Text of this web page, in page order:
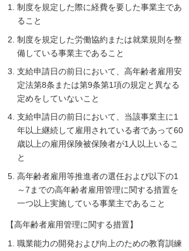
制度を規定した際に経費を要した事業主であ
ること
制度を規定した労働協約または就業規則を整
備している事業主であること
支給申請日の前日において、高年齢者雇用安
定法第8条または第9条第1項の規定と異なる
定めをしていないこと
支給申請日の前日において、当該事業主に1
年以上継続して雇用されている者であって60
歳以上の雇用保険被保険者が1人以上いるこ
と
高年齢者雇用等推進者の選任および以下の1
～7までの高年齢者雇用管理に関する措置を
一つ以上実施している事業主であること
【高年齢者雇用管理に関する措置】
職業能力の開発および向上のための教育訓練